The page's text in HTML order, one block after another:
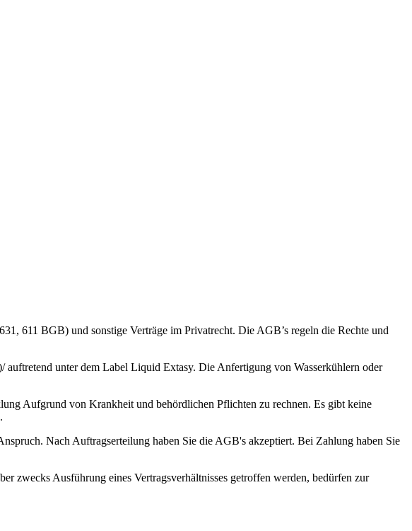
611 BGB) und sonstige Verträge im Privatrecht. Die AGB’s regeln die Rechte und
unter dem Label Liquid Extasy. Die Anfertigung von Wasserkühlern oder
Aufgrund von Krankheit und behördlichen Pflichten zu rechnen. Es gibt keine
Nach Auftragserteilung haben Sie die AGB's akzeptiert. Bei Zahlung haben Sie
zwecks Ausführung eines Vertragsverhältnisses getroffen werden, bedürfen zur